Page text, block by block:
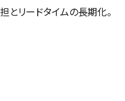
リードタイムの長期化。